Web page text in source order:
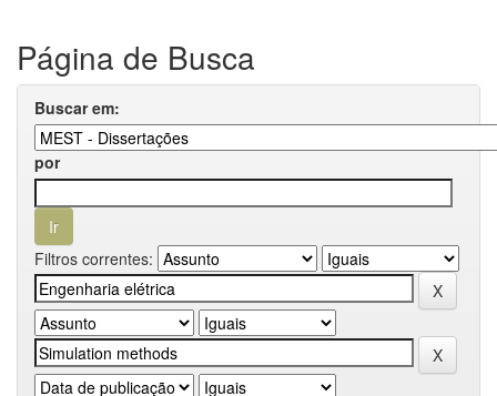
Página de Busca
Buscar em:
por
Filtros correntes: